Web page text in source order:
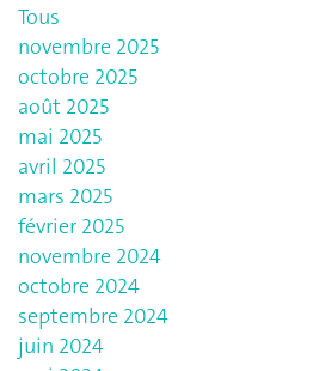
Tous
novembre 2025
octobre 2025
août 2025
mai 2025
avril 2025
mars 2025
février 2025
novembre 2024
octobre 2024
septembre 2024
juin 2024